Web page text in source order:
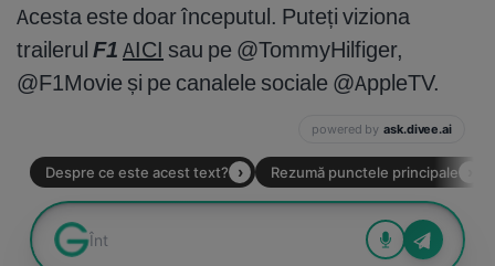
Acesta este doar începutul. Puteți viziona
trailerul F1 AICI sau pe @TommyHilfiger,
@F1Movie și pe canalele sociale @AppleTV.